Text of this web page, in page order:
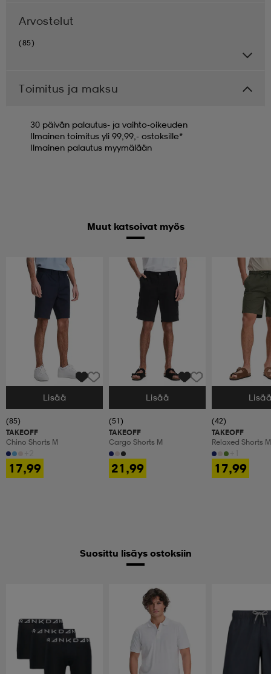
Arvostelut
(85)
Toimitus ja maksu
30 päivän palautus- ja vaihto-oikeuden
Ilmainen toimitus yli 99,99,- ostoksille*
Ilmainen palautus myymälään
Muut katsoivat myös
Valitse Koko
Lisää
(85)
TAKEOFF
Chino Shorts M
17,99
Valitse Koko
Lisää
(51)
TAKEOFF
Cargo Shorts M
21,99
Valitse Koko
(42)
TAKEOFF
Relaxed Shorts M
17,99
Suosittu lisäys ostoksiin